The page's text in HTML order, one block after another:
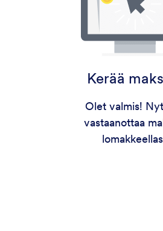
Kerää
Olet valmis!
vastaanottaa